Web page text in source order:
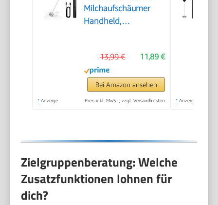
Milchaufschäumer
Handheld,
Tragbarer
Handaufschäumer,
Zauberstab,
Getränkemixer für
11,89 €
13,99 €
Bei Amazon ansehen
* Anzeige Preis inkl. MwSt., zzgl. Versandkosten * Anzeige
Zielgruppenberatung: Welche
Zusatzfunktionen lohnen für
dich?